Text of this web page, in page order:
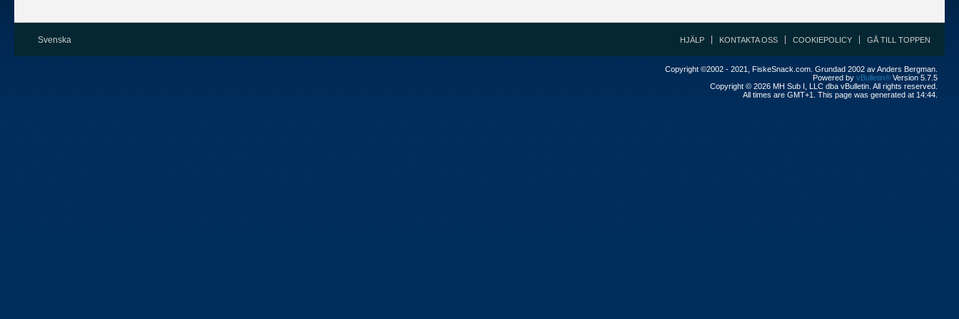
Svenska HJÄLP KONTAKTA OSS COOKIEPOLICY GÅ TILL TOPPEN
Copyright ©2002 - 2021, FiskeSnack.com. Grundad 2002 av Anders Bergman.
Powered by vBulletin® Version 5.7.5
Copyright © 2026 MH Sub I, LLC dba vBulletin. All rights reserved.
All times are GMT+1. This page was generated at 14:44.